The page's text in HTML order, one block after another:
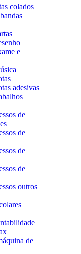
colados
e
adesivas
de
de
de
de
outros
de